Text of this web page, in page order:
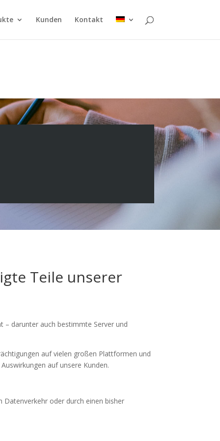
Kunden Kontakt
Teile unserer
– darunter auch bestimmte Server und
auf vielen großen Plattformen und
auf unsere Kunden.
Datenverkehr oder durch einen bisher